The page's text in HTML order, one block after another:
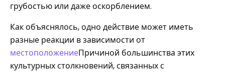
грубостью или даже оскорблением.
Как объяснялось, одно действие может иметь
разные реакции в зависимости от
местоположениеПричиной большинства этих
культурных столкновений, связанных с